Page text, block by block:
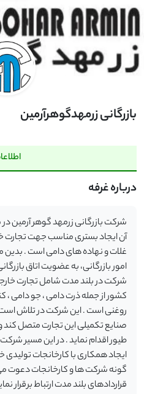
بازرگانی زرمهدگوهرآرمین
درباره غرفه
آن ایجاد بستری مناسب جهت تجارت
غلات و نهاده های دامی است . بدین
امور بازرگانی، به عضویت اتاق
شرکت در بلند مدت شامل تجارت
کشور از جمله ذرت دامی ، جو دامی ،
روغنی است . این شرکت در تلاش است
صنایع تکمیلی این تجارت متصل کند
طیور اقدام نماید . در این مسیر
ایجاد همکاری با کارخانجات تولیدی
گونه شرکت ها و کارخانجات دعوت
قراردادهای بلند مدت ارتباط برقرار